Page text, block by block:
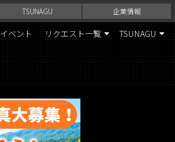
TSUNAGU 企業情報
イベント リクエスト一覧 TSUNAGU